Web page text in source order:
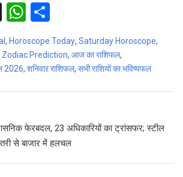
X
W
at
s
A
p
h
ar
e
, Horoscope Today, Saturday Horoscope,
Zodiac Prediction, आज का राशिफल,
2026, शनिवार राशिफल, सभी राशियों का भविष्यफल
फेरबदल, 23 अधिकारियों का ट्रांसफर; स्टील
से बाजार में हलचल